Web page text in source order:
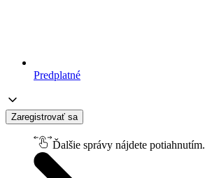
Predplatné
Zaregistrovať sa
Ďalšie správy nájdete potiahnutím.